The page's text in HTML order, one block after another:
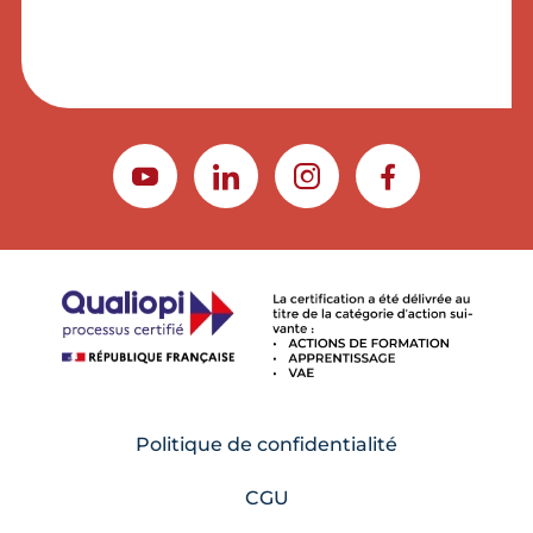
YOUTUBELINKEDININSTAGRAMFACEBOOK
Politique de confidentialité
CGU